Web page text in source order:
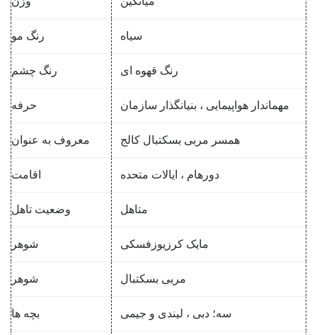
رنگ مو سیاه
رنگ چشم رنگ قهوه ای
حرفه مهماندار هواپیمایی ، بنیانگذار سازمان
معروف به عنوان همسر مربی بسکتبال کالج
اقامت دورهام ، ایالات متحده
وضعیت تاهل متاهل
شوهر مایک کرزیوزفسکی
شوهر مربی بسکتبال
بچه ها سه؛ دبی ، لیندی و جیمی